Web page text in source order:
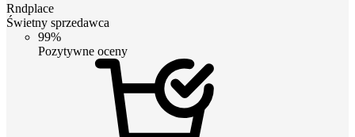
Rndplace
Świetny sprzedawca
99%
Pozytywne oceny